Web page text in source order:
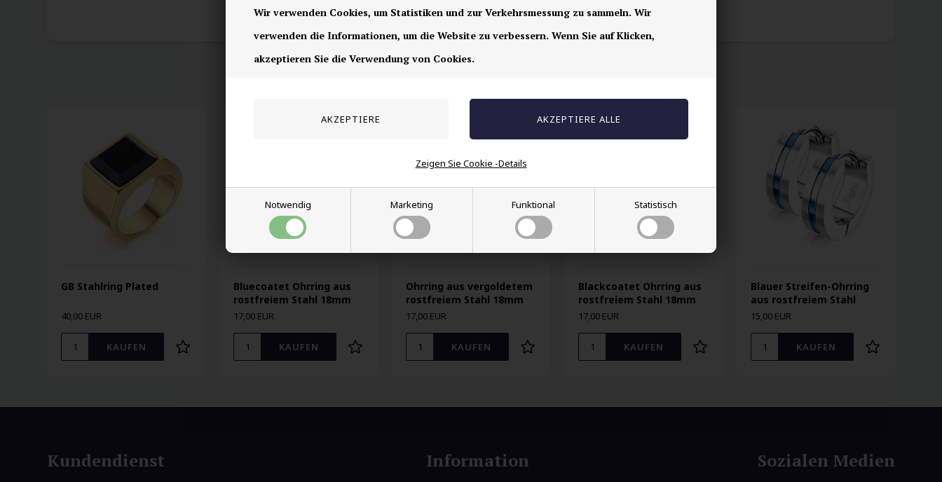
Wir verwenden Cookies, um Statistiken und zur Verkehrsmessung zu sammeln. Wir
verwenden die Informationen, um die Website zu verbessern. Wenn Sie auf Klicken,
akzeptieren Sie die Verwendung von Cookies.
Notwendig Marketing Funktional Statistisch
Zeigen Sie Cookie -Details
GB Stahlring Plated
40,00 EUR
Bluecoatet Ohrring aus
rostfreiem Stahl 18mm
17,00 EUR
Ohrring aus vergoldetem
rostfreiem Stahl 18mm
17,00 EUR
Blackcoatet Ohrring aus
rostfreiem Stahl 18mm
17,00 EUR
Blauer Streifen-Ohrring
aus rostfreiem Stahl
15,00 EUR
Kundendienst Information Sozialen Medien